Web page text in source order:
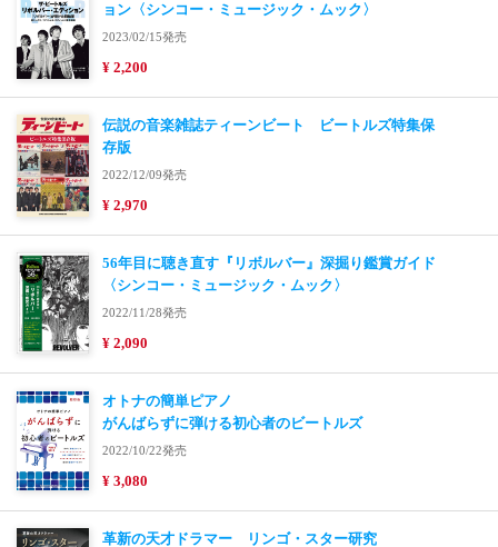
ョン〈シンコー・ミュージック・ムック〉
2023/02/15発売
¥ 2,200
伝説の音楽雑誌ティーンビート ビートルズ特集保
存版
2022/12/09発売
¥ 2,970
56年目に聴き直す『リボルバー』深掘り鑑賞ガイド
〈シンコー・ミュージック・ムック〉
2022/11/28発売
¥ 2,090
オトナの簡単ピアノ
がんばらずに弾ける初心者のビートルズ
2022/10/22発売
¥ 3,080
革新の天才ドラマー リンゴ・スター研究